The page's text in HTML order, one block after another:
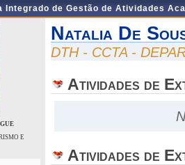
Integrado de Gestão de Atividades
E
Natalia De
DTH - CCTA -
Atividades de
Atividades de